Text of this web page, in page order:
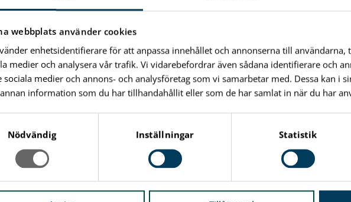
webbplats använder cookies
enhetsidentifierare för att anpassa innehållet och annonserna till
medier och analysera vår trafik. Vi vidarebefordrar även sådana identifierare och
sociala medier och annons- och analysföretag som vi samarbetar med. Dessa kan i
information som du har tillhandahållit eller som de har samlat in när du har
Nödvändig Inställningar Statistik
DELA:
Kopiera länk
Skriv ut sidan